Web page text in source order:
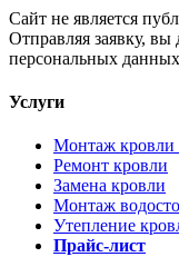
Cайт не является
Отправляя заявку, вы
персональных
Услуги
Монтаж кровли
Ремонт кровли
Замена кровли
Монтаж
Утепление
Прайс-лист